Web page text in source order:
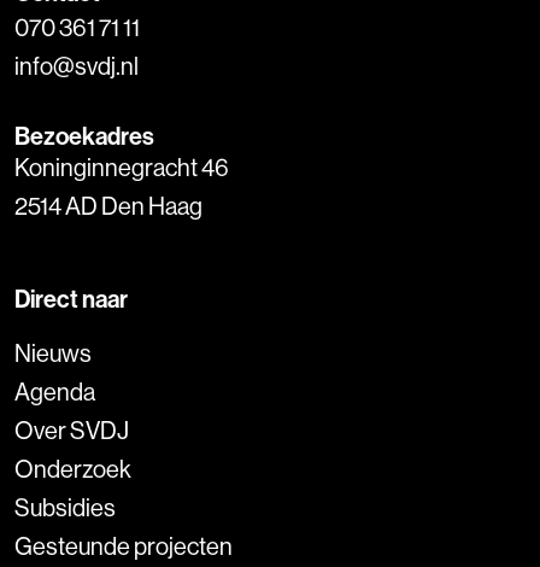
070 361 71 11
info@svdj.nl
Bezoekadres
Koninginnegracht 46
2514 AD Den Haag
Direct naar
Nieuws
Agenda
Over SVDJ
Onderzoek
Subsidies
Gesteunde projecten